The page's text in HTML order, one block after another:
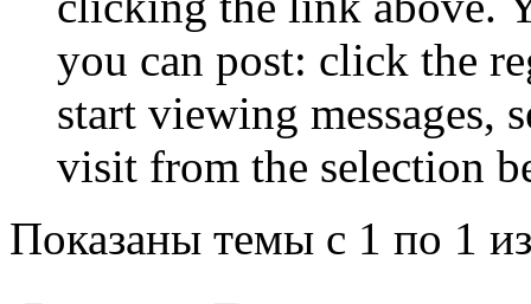
you can post: click the
start viewing messages,
visit from the selection
Показаны темы с 1 по 1